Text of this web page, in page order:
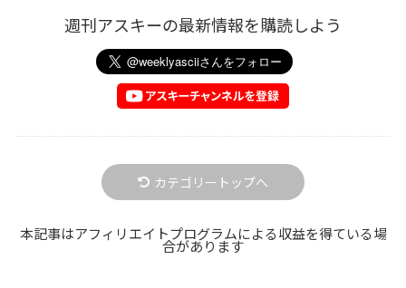
週刊アスキーの最新情報を購読しよう
カテゴリートップへ
本記事はアフィリエイトプログラムによる収益を得ている場
合があります